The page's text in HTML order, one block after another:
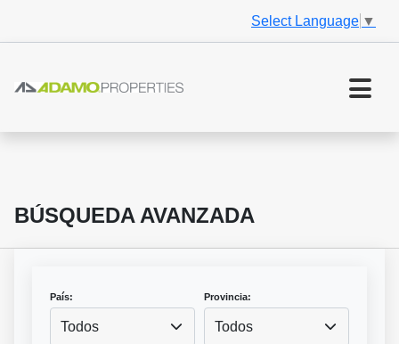
Select Language ▼
BÚSQUEDA AVANZADA
País:
Todos
Provincia:
Todos